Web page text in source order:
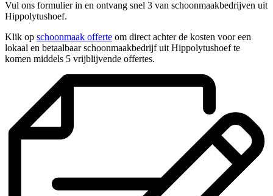
Vul ons formulier in en ontvang snel 3 van schoonmaakbedrijven uit
Hippolytushoef.
Klik op schoonmaak offerte om direct achter de kosten voor een
lokaal en betaalbaar schoonmaakbedrijf uit Hippolytushoef te
komen middels 5 vrijblijvende offertes.